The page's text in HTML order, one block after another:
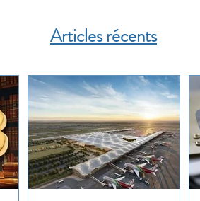
Articles récents